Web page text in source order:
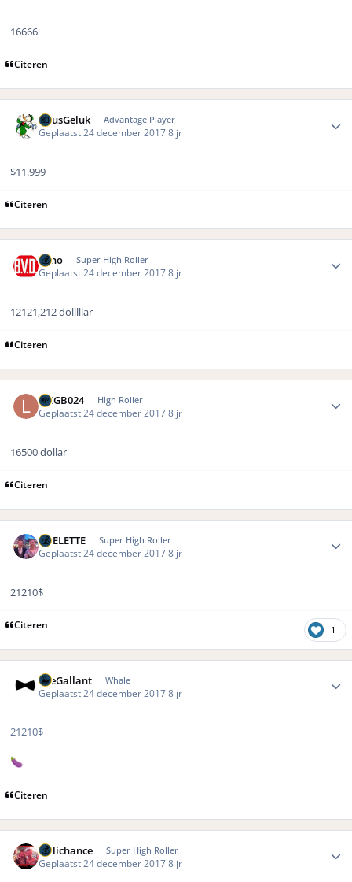
16666
Citeren
GuusGeluk Advantage Player
Geplaatst 24 december 20178 jr
$11.999
Citeren
Reno Super High Roller
Geplaatst 24 december 20178 jr
12121,212 dolllllar
Citeren
LMGB024 High Roller
Geplaatst 24 december 20178 jr
16500 dollar
Citeren
ROELETTE Super High Roller
Geplaatst 24 december 20178 jr
21210$
Citeren 1
TheGallant Whale
Geplaatst 24 december 20178 jr
21210$
🍆
Citeren
Hillichance Super High Roller
Geplaatst 24 december 20178 jr